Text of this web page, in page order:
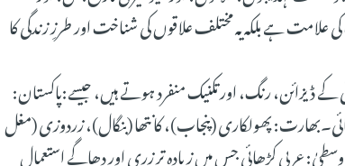
ہے بلکہ یہ مختلف علاقوں کی شناخت اور طرزِ زندگی کا
کے ڈیزائن، رنگ، اور تکنیک منفرد ہوتے ہیں، جیسے:پاکستان:
پھولکاری (پنجاب)، کانتھا (بنگال)، زردوزی (مغل
عربی کڑھائی جس میں زیادہ تر زری اور دھاگے استعمال